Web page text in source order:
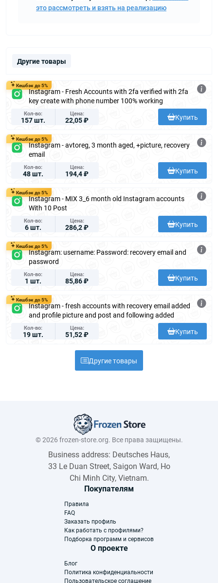
это рассмотреть и взять на реализацию
Другие товары
Кешбэк до 5%
Instagram - Fresh Accounts with 2fa verified with 2fa
key create with phone number 100% working
Кол-во
157 шт.
Цена
22,05 ₽ Купить
Кешбэк до 5%
Instagram - avtoreg, 3 month aged, +picture, recovery
email
Кол-во
48 шт.
Цена
194,4 ₽ Купить
Кешбэк до 5%
Instagram - MIX 3_6 month old Instagram accounts
With 10 Post
Кол-во
6 шт.
Цена
286,2 ₽ Купить
Кешбэк до 5%
Instagram: username: Password: recovery email and
password
Кол-во
1 шт.
Цена
85,86 ₽ Купить
Кешбэк до 5%
Instagram - fresh accounts with recovery email added
and profile picture and post and following added
Кол-во
19 шт.
Цена
51,52 ₽ Купить
Другие товары
© 2026 frozen-store.org. Все права защищены.
Business address: Deutsches Haus,
33 Le Duan Street, Saigon Ward, Ho
Chi Minh City, Vietnam.
Покупателям
Правила
FAQ
Заказать профиль
Как работать с профилями?
Подборка программ и сервисов
О проекте
Блог
Политика конфиденциальности
Пользовательское соглашение